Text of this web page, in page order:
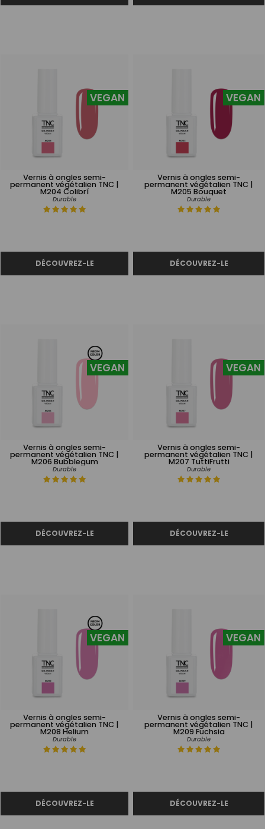
Vernis à ongles semi-
permanent végétalien TNC |
M204 Colibrí
Durable
VEGAN
Vernis à ongles semi-
permanent végétalien TNC |
M205 Bouquet
Durable
VEGAN
Vernis à ongles semi-
permanent végétalien TNC |
M206 Bubblegum
Durable
VEGAN
Vernis à ongles semi-
permanent végétalien TNC |
M207 TuttiFrutti
Durable
VEGAN
Vernis à ongles semi-
permanent végétalien TNC |
M208 Helium
Durable
VEGAN
Vernis à ongles semi-
permanent végétalien TNC |
M209 Fuchsia
Durable
VEGAN